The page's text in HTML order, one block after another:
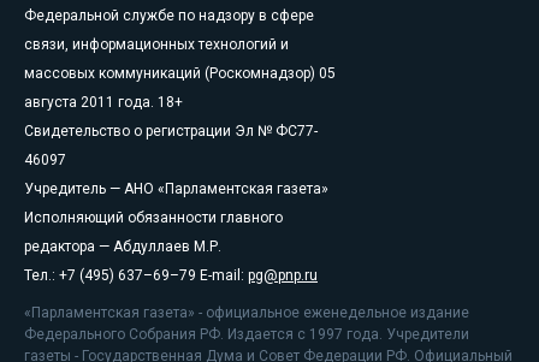
Федеральной службе по надзору в сфере
связи, информационных технологий и
массовых коммуникаций (Роскомнадзор) 05
августа 2011 года. 18+
Свидетельство о регистрации Эл № ФС77-
46097
Учредитель — АНО «Парламентская газета»
Исполняющий обязанности главного
редактора — Абдуллаев М.Р.
Тел.: +7 (495) 637–69–79 E-mail: pg@pnp.ru
«Парламентская газета» - официальное еженедельное издание
Федерального Собрания РФ. Издается с 1997 года. Учредители
газеты - Государственная Дума и Совет Федерации РФ. Официальный